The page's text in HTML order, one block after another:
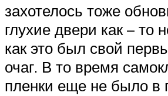
захотелось тоже
глухие двери как – то
как это был свой
очаг. В то время
пленки еще не было в